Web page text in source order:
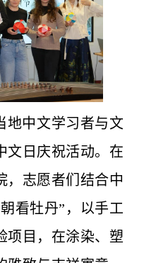
地中文学习者与文
文日庆祝活动。在
，志愿者们结合中
看牡丹”，以手工
项目，在涂染、塑